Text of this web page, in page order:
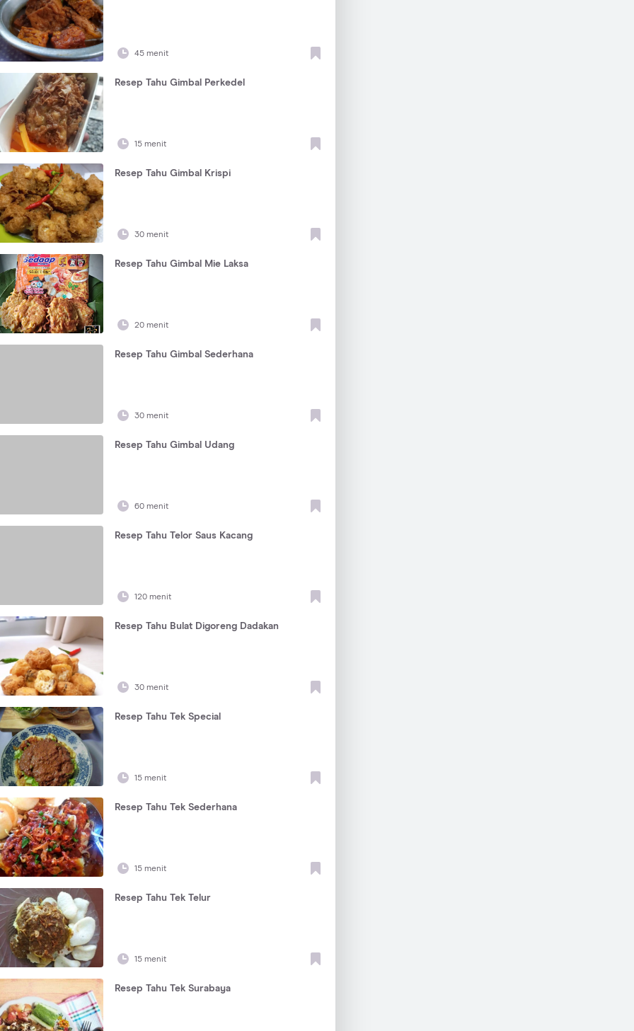
45 menit
Resep Tahu Gimbal Perkedel
15 menit
Resep Tahu Gimbal Krispi
30 menit
Resep Tahu Gimbal Mie Laksa
20 menit
Resep Tahu Gimbal Sederhana
30 menit
Resep Tahu Gimbal Udang
60 menit
Resep Tahu Telor Saus Kacang
120 menit
Resep Tahu Bulat Digoreng Dadakan
30 menit
Resep Tahu Tek Special
15 menit
Resep Tahu Tek Sederhana
15 menit
Resep Tahu Tek Telur
15 menit
Resep Tahu Tek Surabaya